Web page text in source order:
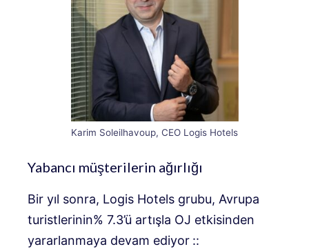
Karim Soleilhavoup, CEO Logis Hotels
Yabancı müşterilerin ağırlığı
Bir yıl sonra, Logis Hotels grubu, Avrupa
turistlerinin% 7.3’ü artışla OJ etkisinden
yararlanmaya devam ediyor ::